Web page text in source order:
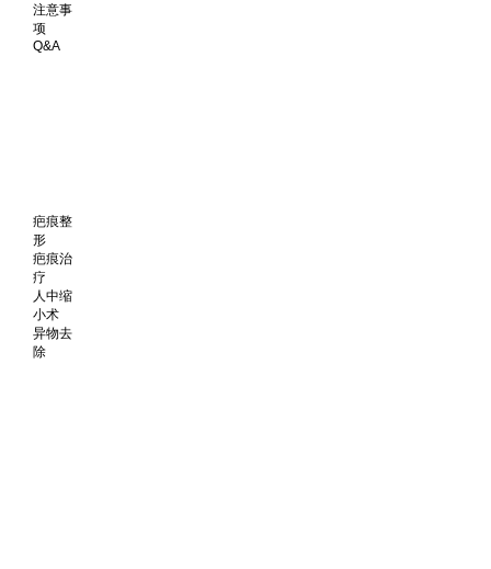
注意事
项
Q&A
疤痕整
形
疤痕治
疗
人中缩
小术
异物去
除